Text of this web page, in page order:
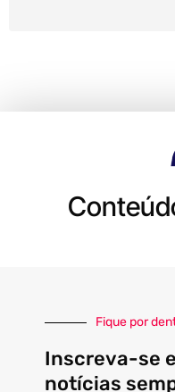
Fique por
Inscreva-se
notícias